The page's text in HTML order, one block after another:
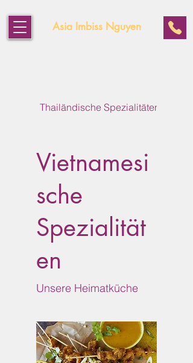
Asia Imbiss Nguyen
Thailändische Spezialitäten
Vietnamesi
sche
Spezialität
en
Unsere Heimatküche